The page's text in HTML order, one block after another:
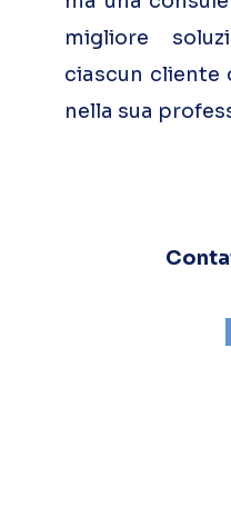
migliore
ciascun cliente
nella sua